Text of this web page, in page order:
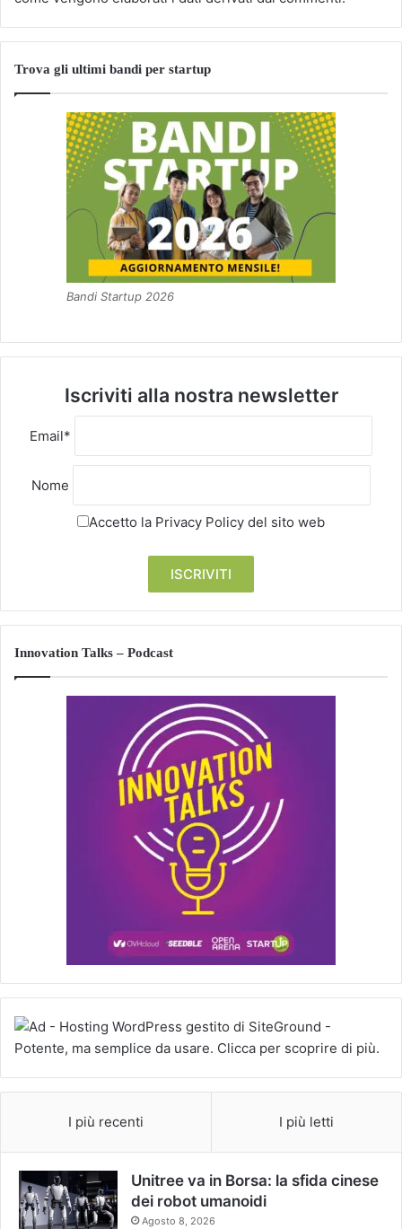
Trova gli ultimi bandi per startup
Bandi Startup 2026
Iscriviti alla nostra newsletter
Email*
Nome
Accetto la Privacy Policy del sito web
Innovation Talks – Podcast
I più recenti I più letti
Unitree va in Borsa: la sfida cinese
dei robot umanoidi
Agosto 8, 2026